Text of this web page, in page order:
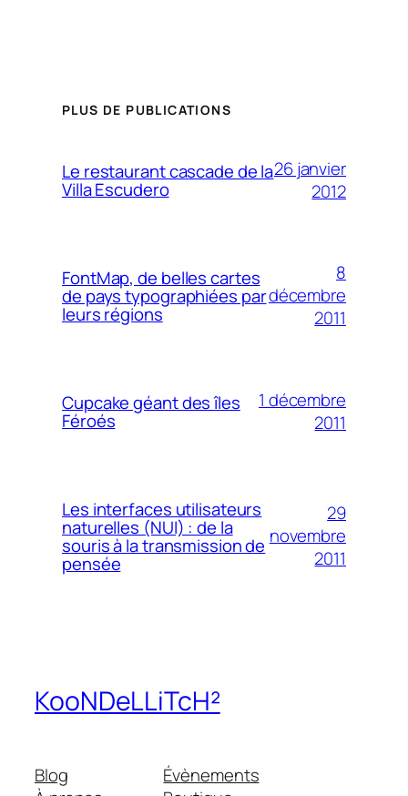
PLUS DE PUBLICATIONS
Le restaurant cascade de la
Villa Escudero
26 janvier
2012
FontMap, de belles cartes
de pays typographiées par
leurs régions
8
décembre
2011
Cupcake géant des îles
Féroés
1 décembre
2011
Les interfaces utilisateurs
naturelles (NUI) : de la
souris à la transmission de
pensée
29
novembre
2011
KooNDeLLiTcH²
Blog
Évènements